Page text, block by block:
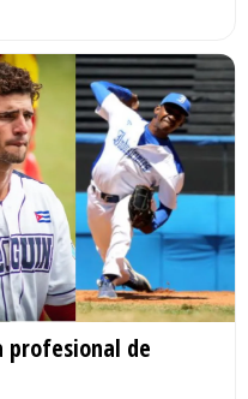
profesional de